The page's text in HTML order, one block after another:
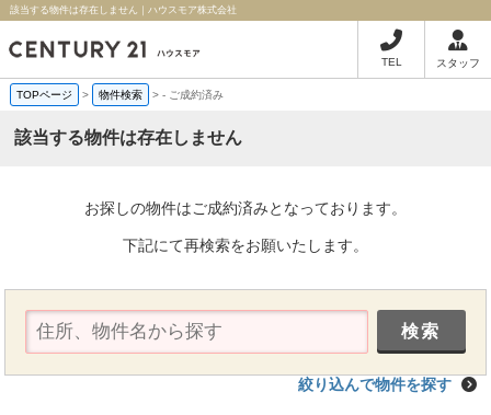
該当する物件は存在しません｜ハウスモア株式会社
TEL スタッフ
TOPページ > 物件検索 >- ご成約済み
該当する物件は存在しません
お探しの物件はご成約済みとなっております。
下記にて再検索をお願いたします。
絞り込んで物件を探す